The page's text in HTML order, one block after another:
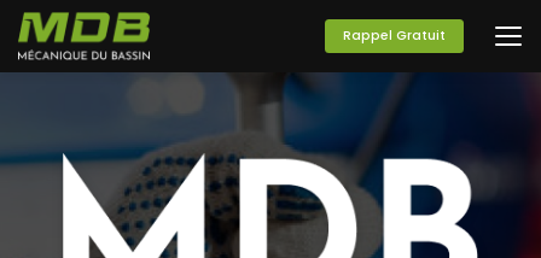
Aller
au
contenu
principal
Rappel Gratuit